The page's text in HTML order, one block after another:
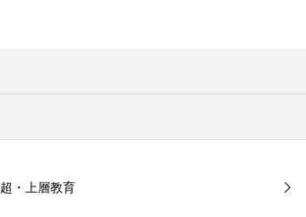
超・上層教育